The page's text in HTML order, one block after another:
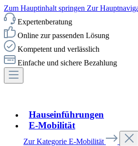
Zum Hauptinhalt springen Zur
Expertenberatung
Online zur passenden Lösung
Kompetent und verlässlich
Einfache und sichere Bezahlung
Hauseinführungen
E-Mobilität
Zur Kategorie E-Mobilität